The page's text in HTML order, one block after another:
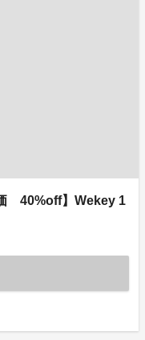
40%off】Wekey 1